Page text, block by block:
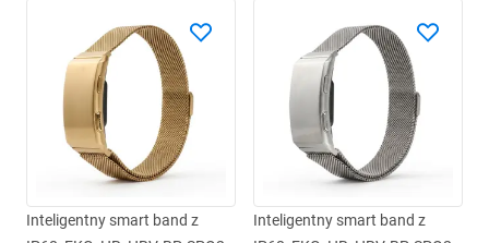
Inteligentny smart band z
Inteligentny smart band z